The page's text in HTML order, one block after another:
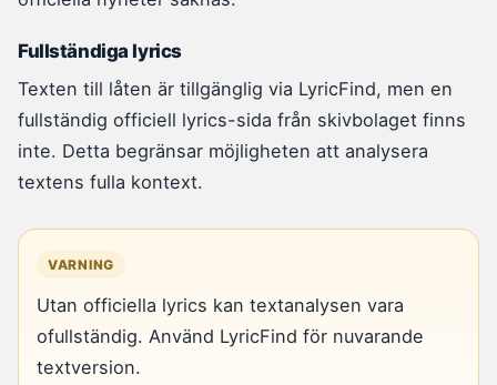
Fullständiga lyrics
Texten till låten är tillgänglig via LyricFind, men en
fullständig officiell lyrics-sida från skivbolaget finns
inte. Detta begränsar möjligheten att analysera
textens fulla kontext.
VARNING
Utan officiella lyrics kan textanalysen vara
ofullständig. Använd LyricFind för nuvarande
textversion.